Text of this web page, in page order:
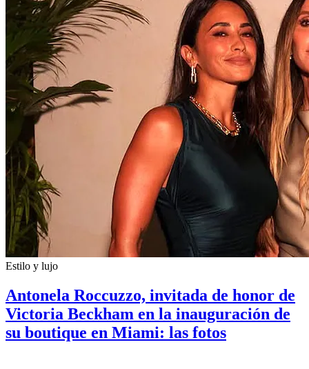
Estilo y lujo
Antonela Roccuzzo, invitada de honor de
Victoria Beckham en la inauguración de
su boutique en Miami: las fotos